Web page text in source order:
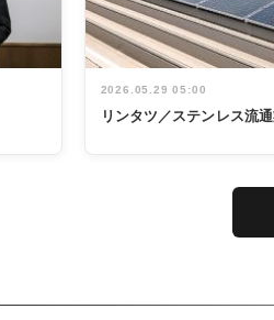
2026.05.29 05:00
リンタツ／ステンレス流